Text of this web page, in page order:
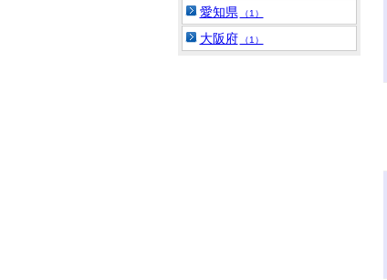
愛知県 （1）
大阪府 （1）